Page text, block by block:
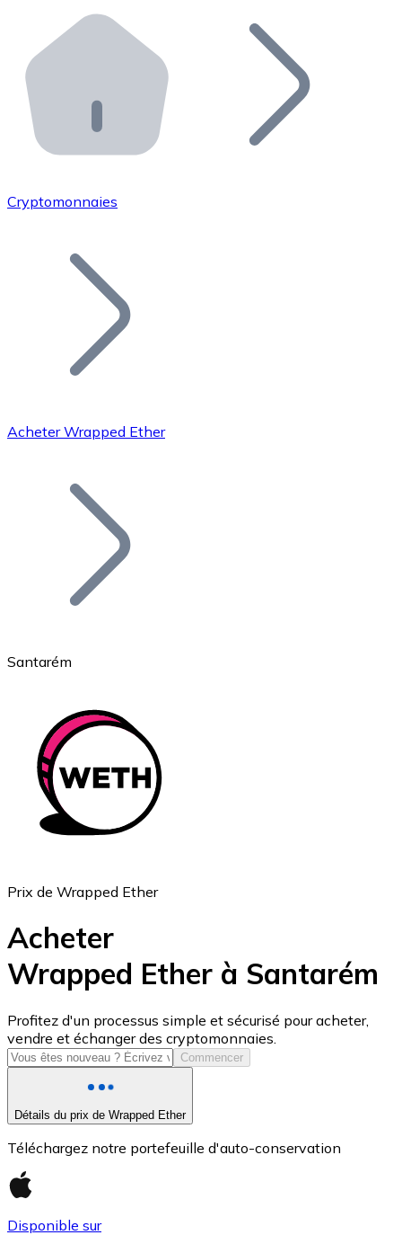
Distributeurs automatiques Bitnovo
Intégrez un ATM Bitnovo dans votre entreprise et
API Bitnovo
Intégrez notre API dans votre écosystème.
Rejoignez notre réseau de distributeurs et
Ajoutez le token de votre projet à notre service
Bitcoin
Ethereum
ETH
USD Coin
USDC
Cryptomonnaies
Acheter Wrapped Ether
Santarém
Prix de Wrapped Ether
Acheter
Wrapped Ether à Santarém
Profitez d'un processus simple et sécurisé pour acheter,
vendre et échanger des cryptomonnaies.
Commencer
Détails du prix de Wrapped Ether
Téléchargez notre portefeuille d'auto-conservation
Disponible sur